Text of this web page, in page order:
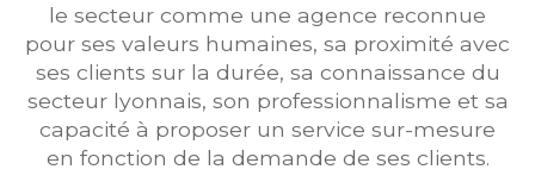
le secteur comme une agence reconnue
pour ses valeurs humaines, sa proximité avec
ses clients sur la durée, sa connaissance du
secteur lyonnais, son professionnalisme et sa
capacité à proposer un service sur-mesure
en fonction de la demande de ses clients.